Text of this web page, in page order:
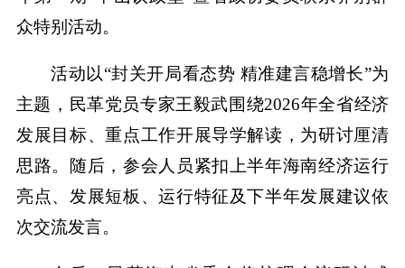
众特别活动。
活动以“封关开局看态势 精准建言稳增长”为
主题，民革党员专家王毅武围绕2026年全省经济
发展目标、重点工作开展导学解读，为研讨厘清
思路。随后，参会人员紧扣上半年海南经济运行
亮点、发展短板、运行特征及下半年发展建议依
次交流发言。